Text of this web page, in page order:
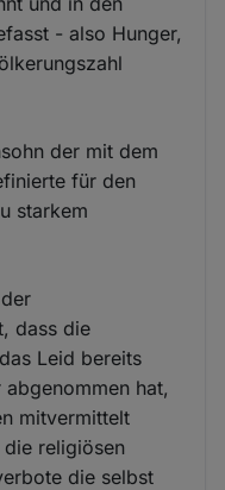
- also Hunger,
der mit dem
für den
starkem
dass die
Leid bereits
hat,
mitvermittelt
religiösen
die selbst